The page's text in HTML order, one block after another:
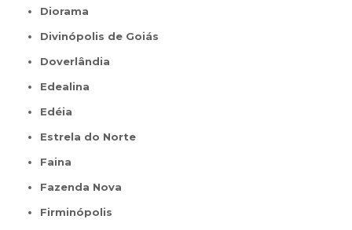
Diorama
Divinópolis de Goiás
Doverlândia
Edealina
Edéia
Estrela do Norte
Faina
Fazenda Nova
Firminópolis